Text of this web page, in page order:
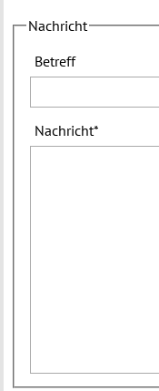
Nachricht
Betreff
Nachricht*